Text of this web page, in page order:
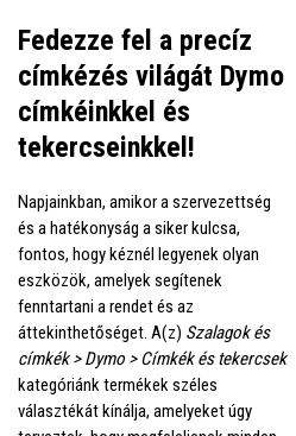
Fedezze fel a precíz
címkézés világát Dymo
címkéinkkel és
tekercseinkkel!
Napjainkban, amikor a szervezettség
és a hatékonyság a siker kulcsa,
fontos, hogy kéznél legyenek olyan
eszközök, amelyek segítenek
fenntartani a rendet és az
áttekinthetőséget. A(z) Szalagok és
címkék > Dymo > Címkék és tekercsek
kategóriánk termékek széles
választékát kínálja, amelyeket úgy